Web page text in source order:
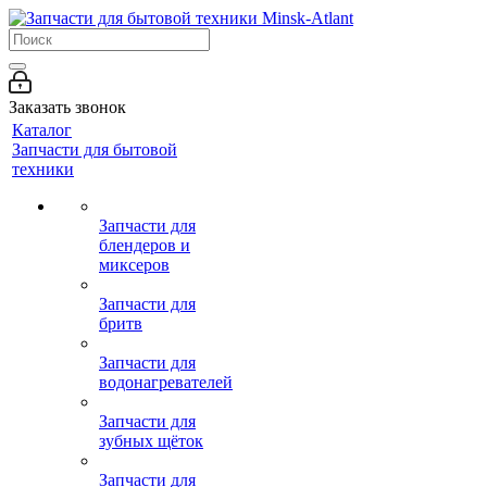
Заказать звонок
Каталог
Запчасти для бытовой
техники
Запчасти для
блендеров и
миксеров
Запчасти для
бритв
Запчасти для
водонагревателей
Запчасти для
зубных щёток
Запчасти для